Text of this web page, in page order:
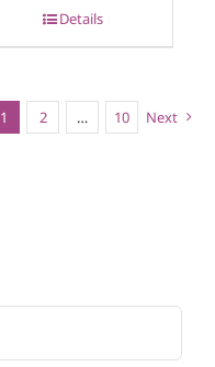
Details
1 2 … 10 Next